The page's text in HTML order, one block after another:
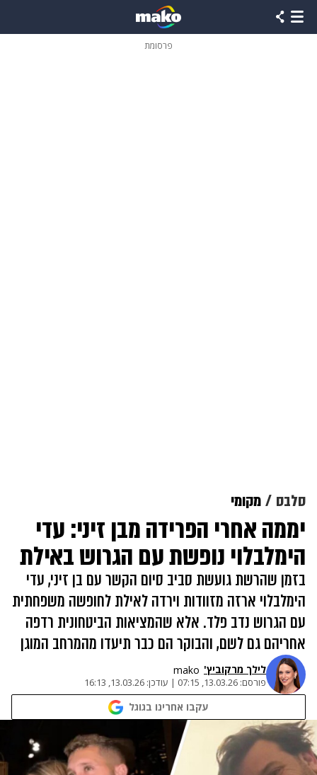
פרסומת
סלבס מקומי
יממה אחרי הפרידה מבן זיני: עדי
הימלבלוי נופשת עם הגרוש באילת
בזמן שהרשת גועשת סביב סיום הקשר עם בן זיני, עדי
הימלבלוי ארזה מזוודות וירדה לאילת לחופשה משפחתית
עם הגרוש נדב פלד. אלא שהמציאות הביטחונית רדפה
אחריהם גם לשם, והבוקר הם כבר תיעדו מהמרחב המוגן
לילך מרקוביץ' mako
פורסם: 13.03.26, 07:15
| עודכן: 13.03.26, 16:13
עקבו אחרינו בגוגל